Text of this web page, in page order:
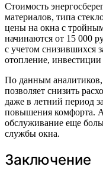
Стоимость
материалов, типа
цены на окна с
начинаются от 15 000
с учетом снизившихся
отопление, инвестиции
По данным аналитиков,
позволяет снизить
даже в летний период
повышения комфорта.
обслуживание еще
службы окна.
Заключение